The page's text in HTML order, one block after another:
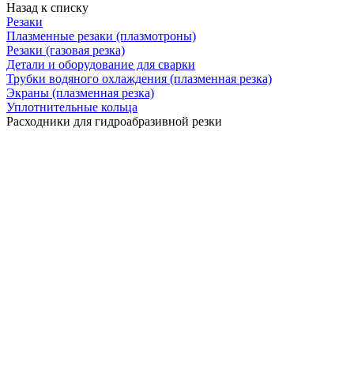
Назад к списку
Резаки
Плазменные резаки (плазмотроны)
Резаки (газовая резка)
Детали и оборудование для сварки
Трубки водяного охлаждения (плазменная резка)
Экраны (плазменная резка)
Уплотнительные кольца
Расходники для гидроабразивной резки